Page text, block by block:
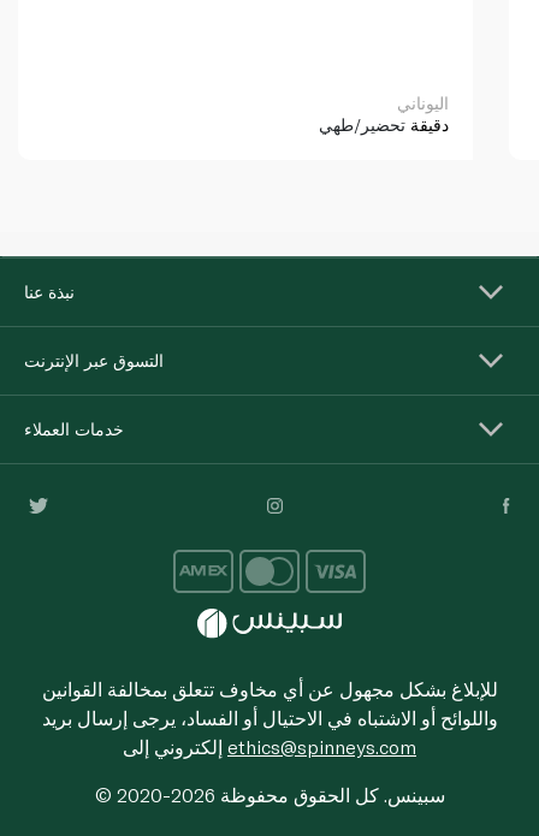
اليوناني
دقيقة تحضير/طهي
نبذة عنا
التسوق عبر الإنترنت
خدمات العملاء
للإبلاغ بشكل مجهول عن أي مخاوف تتعلق بمخالفة القوانين
واللوائح أو الاشتباه في الاحتيال أو الفساد، يرجى إرسال بريد
ethics@spinneys.com
© 2020-2026 سبينس. كل الحقوق محفوظة